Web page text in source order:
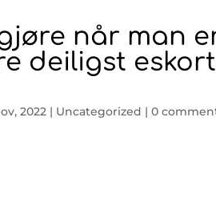
når man
deiligst
2022 | Uncategorized |0